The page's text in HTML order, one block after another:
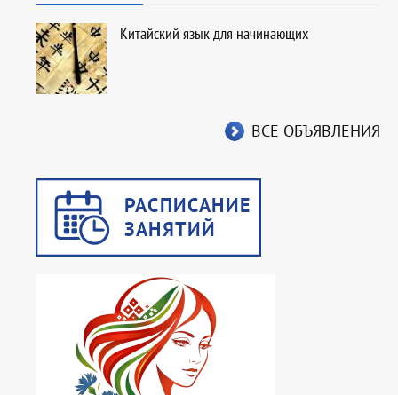
Китайский язык для начинающих
ВСЕ ОБЪЯВЛЕНИЯ